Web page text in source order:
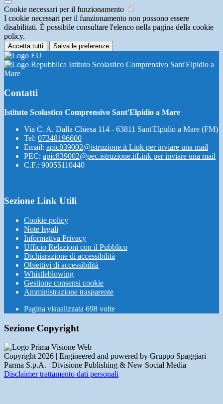
Cookie necessari per il funzionamento
I cookie necessari per il funzionamento non possono essere
disabilitati. È possibile consultare l'elenco nella pagina della cookie
policy.
Accetta tutti Salva le preferenze
Istituto Scolastico Comprensivo Sant'Elpidio a
Mare
Contatti
Istituto Scolastico Comprensivo Sant'Elpidio a Mare
Via C. A. Dalla Chiesa 114 - 63811 Sant'Elpidio a Mare (FM)
Tel: 07348196600
Email: apic839002@istruzione.it Link per inviare una mail
PEC: apic839002@pec.istruzione.itLink per inviare una mail
C.F.: 90055110440
Sezione Link Utili
Cookie policy
Note legali
Informativa Privacy
Ufficio Relazioni con il Pubblico
Dichiarazione di accessibilità
Obiettivi di accessibilità
Whistleblowing
Gestione consensi cookie
Amministrazione trasparente
Pagina visualizzata 698 volte
Sezione Copyright
Copyright 2026 | Engineered and powered by Gruppo Spaggiari
Parma S.p.A. | Divisione Publishing & New Social Media
Disclaimer trattamento dati personali